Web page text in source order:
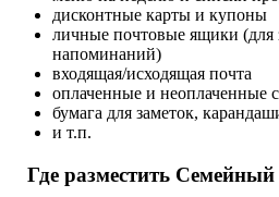
дисконтные карты и купоны
личные почтовые ящики (для
напоминаний)
входящая/исходящая почта
оплаченные и неоплаченные
бумага для заметок,
и т.п.
Где разместить